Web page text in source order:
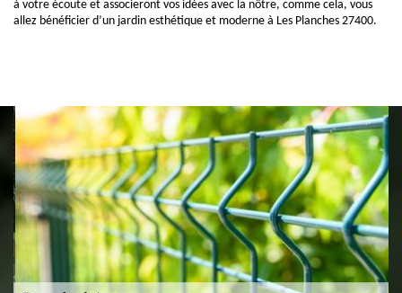
à votre écoute et associeront vos idées avec la nôtre, comme cela, vous
allez bénéficier d’un jardin esthétique et moderne à Les Planches 27400.